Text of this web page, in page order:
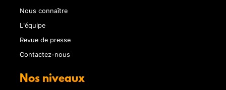
Nous connaître
L'équipe
Revue de presse
Contactez-nous
Nos niveaux